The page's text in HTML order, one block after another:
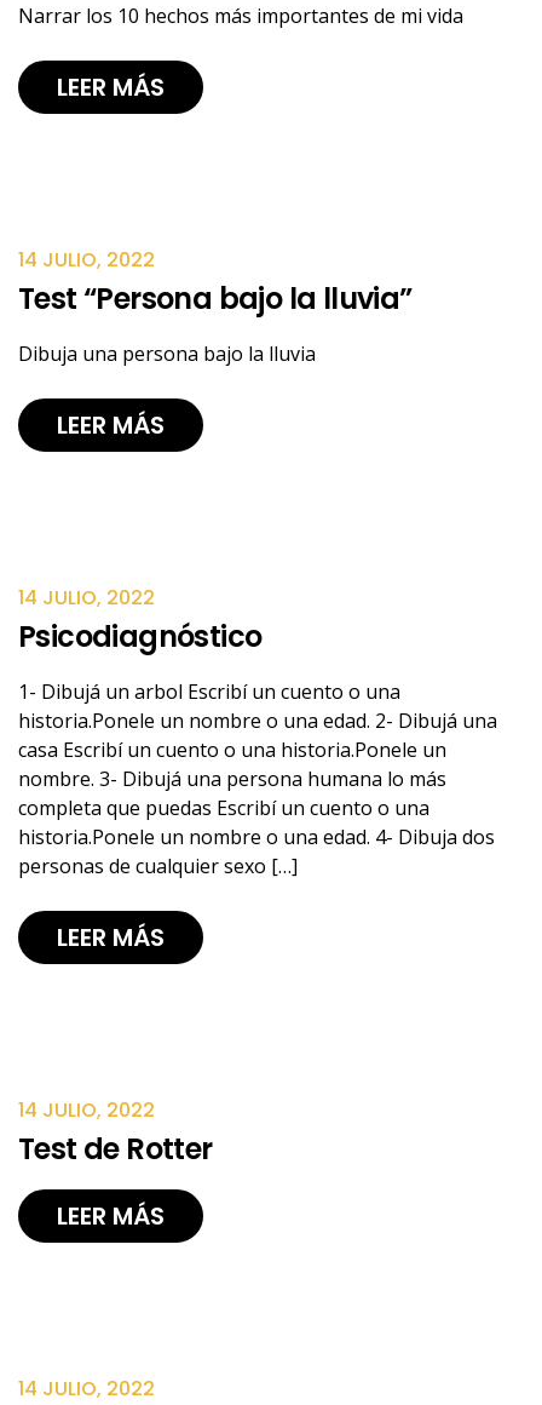
Narrar los 10 hechos más importantes de mi vida
LEER MÁS
14 JULIO, 2022
Test “Persona bajo la lluvia”
Dibuja una persona bajo la lluvia
LEER MÁS
14 JULIO, 2022
Psicodiagnóstico
1- Dibujá un arbol Escribí un cuento o una
historia.Ponele un nombre o una edad. 2- Dibujá una
casa Escribí un cuento o una historia.Ponele un
nombre. 3- Dibujá una persona humana lo más
completa que puedas Escribí un cuento o una
historia.Ponele un nombre o una edad. 4- Dibuja dos
personas de cualquier sexo […]
LEER MÁS
14 JULIO, 2022
Test de Rotter
LEER MÁS
14 JULIO, 2022